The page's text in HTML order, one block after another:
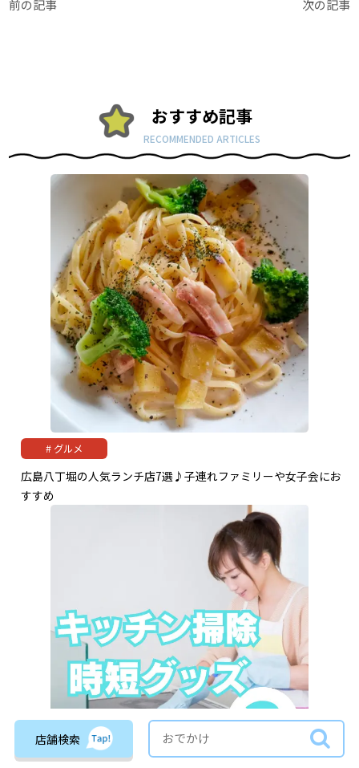
前の記事 次の記事
おすすめ記事
RECOMMENDED ARTICLES
グルメ
広島八丁堀の人気ランチ店7選♪子連れファミリーや女子会にお
すすめ
店舗検索